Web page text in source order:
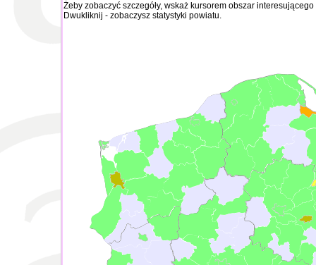
Żeby zobaczyć szczegóły, wskaż kursorem obszar
Dwukliknij - zobaczysz statystyki powiatu.